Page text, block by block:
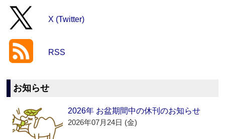
X (Twitter)
RSS
お知らせ
2026年 お盆期間中の休刊のお知らせ
2026年07月24日 (金)